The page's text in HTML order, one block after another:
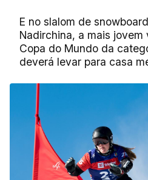
E no slalom de
Nadirchina, a mais
Copa do Mundo da
deverá levar para casa